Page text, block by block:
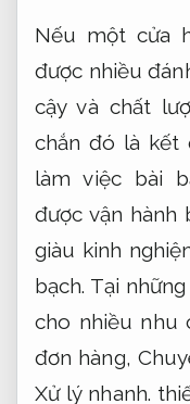
Nếu một cửa
được nhiều
cậy và chất
chắn đó là kết
làm việc bài
được vận hành
giàu kinh
bạch. Tại
cho nhiều nhu
đơn hàng,
Xử lý nhanh.